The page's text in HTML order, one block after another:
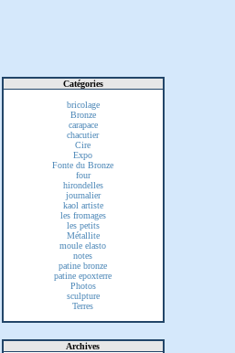
Catégories
bricolage
Bronze
carapace
chacutier
Cire
Expo
Fonte du Bronze
four
hirondelles
journalier
kaol artiste
les fromages
les petits
Métallite
moule elasto
notes
patine bronze
patine epoxterre
Photos
sculpture
Terres
Archives